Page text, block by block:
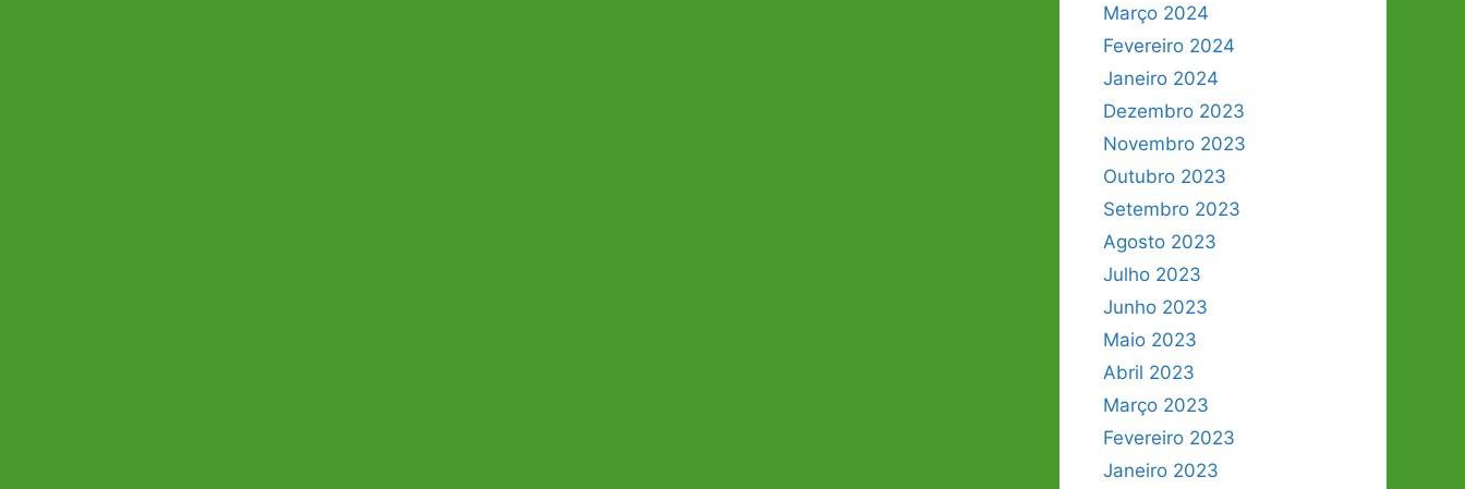
Março 2024
Fevereiro 2024
Janeiro 2024
Dezembro 2023
Novembro 2023
Outubro 2023
Setembro 2023
Agosto 2023
Julho 2023
Junho 2023
Maio 2023
Abril 2023
Março 2023
Fevereiro 2023
Janeiro 2023